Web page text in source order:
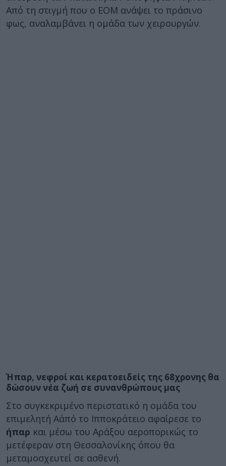
Από τη στιγμή που ο ΕΟΜ ανάψει το πράσινο
φως, αναλαμβάνει η ομάδα των χειρουργών.
Ήπαρ, νεφροί και κερατοειδείς της 68χρονης θα
δώσουν νέα ζωή σε συνανθρώπους μας
Στο συγκεκριμένο περιστατικό η ομάδα του
επιμελητή Α΄από το Ιπποκράτειο αφαίρεσε το
ήπαρ και μέσω του Αράξου αεροπορικώς το
μετέφεραν στη Θεσσαλονίκης όπου θα
μεταμοσχευτεί σε ασθενή.